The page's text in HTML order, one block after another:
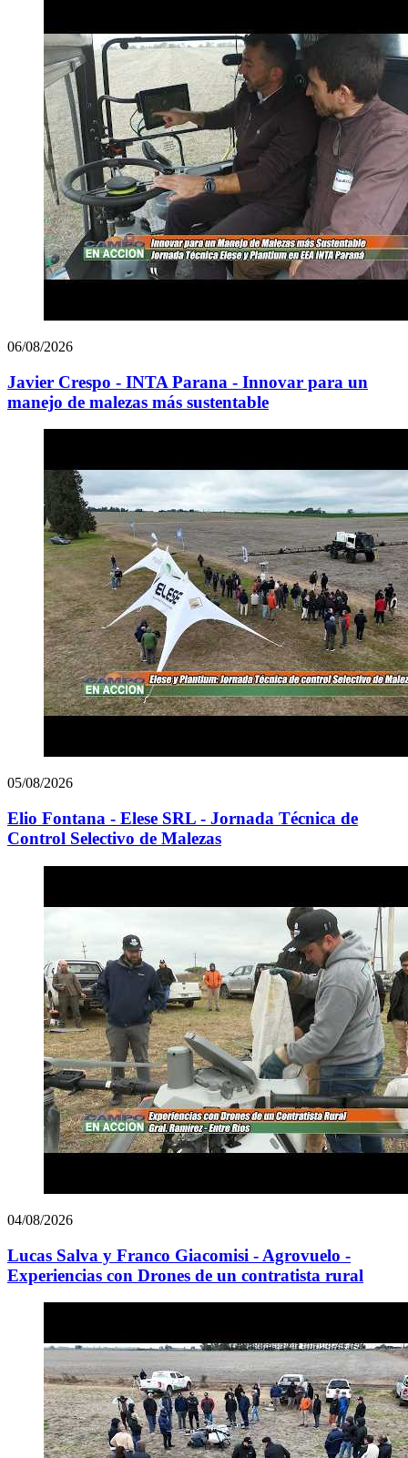
06/08/2026
Javier Crespo - INTA Parana - Innovar para un
manejo de malezas más sustentable
05/08/2026
Elio Fontana - Elese SRL - Jornada Técnica de
Control Selectivo de Malezas
04/08/2026
Lucas Salva y Franco Giacomisi - Agrovuelo -
Experiencias con Drones de un contratista rural